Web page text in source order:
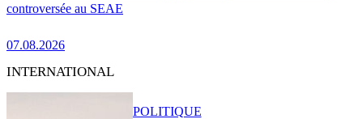
controversée au SEAE
07.08.2026
INTERNATIONAL
POLITIQUE